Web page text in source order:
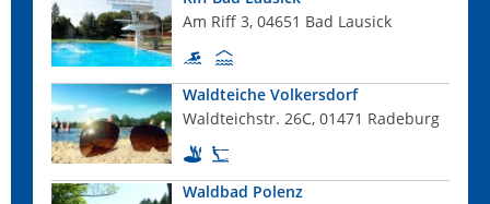
Am Riff 3, 04651 Bad Lausick
Waldteiche Volkersdorf
Waldteichstr. 26C, 01471 Radeburg
Waldbad Polenz